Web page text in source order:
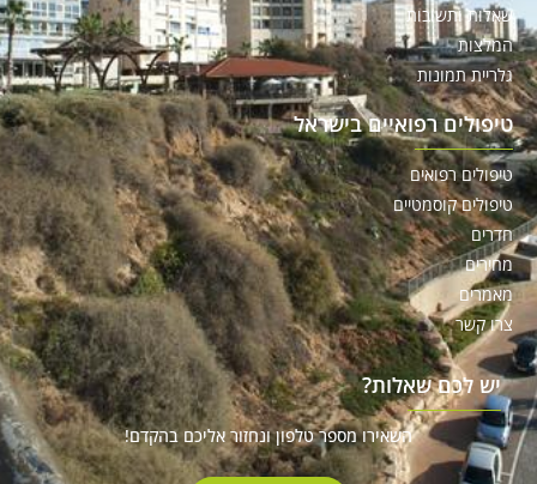
שאלות ותשובות
המלצות
גלריית תמונות
טיפולים רפואיים בישראל
טיפולים רפואים
טיפולים קוסמטיים
חדרים
מחירים
מאמרים
צרו קשר
יש לכם שאלות?
השאירו מספר טלפון ונחזור אליכם בהקדם!